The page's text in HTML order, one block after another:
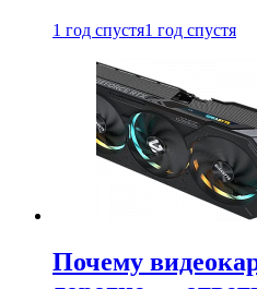
1 год спустя1 год спустя
Почему